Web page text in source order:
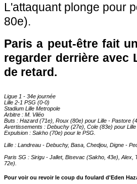
L'attaquant plonge pour
80e).
Paris a peut-être fait
regarder derrière avec
de retard.
Ligue 1 - 34e journée
Lille 2-1 PSG (0-0)
Stadium Lille Metropole
Arbitre : M. Viléo
Buts : Hazard (71e), Roux (80e) pour Lille - Pastore
Avertissements : Debuchy (27e), Cole (83e) pour Lille
Expulsion : Sakho (70e) pour le PSG.
Lille : Landreau - Debuchy, Basa, Chedjou, Digne -
Paris SG : Sirigu - Jallet, Bisevac (Sakho, 43e),
72e).
Pour voir ou revoir le coup du foulard d'Eden